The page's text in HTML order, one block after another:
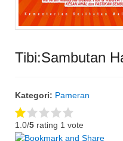
Tibi:Sambutan
Kategori: Pameran
1.0/5 rating 1 vote